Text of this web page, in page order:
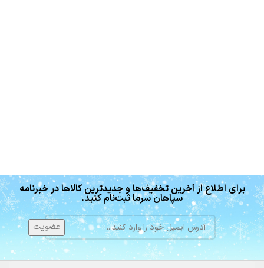
برای اطلاع از آخرین تخفیف‌ها و جدیدترین کالاها در خبرنامه
سپاهان سرما ثبت‌نام کنید.